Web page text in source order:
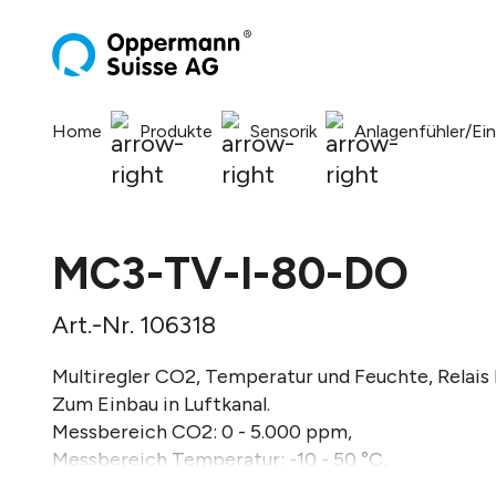
Home Produkte Sensorik Anlagenfühler/
MC3-TV-I-80-DO
Art.-Nr. 106318
Multiregler CO2, Temperatur und Feuchte, Relais
Zum Einbau in Luftkanal.
Messbereich CO2: 0 - 5.000 ppm,
Messbereich Temperatur: -10 - 50 °C,